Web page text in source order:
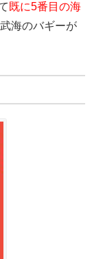
既に5番目の海
海のバギーが